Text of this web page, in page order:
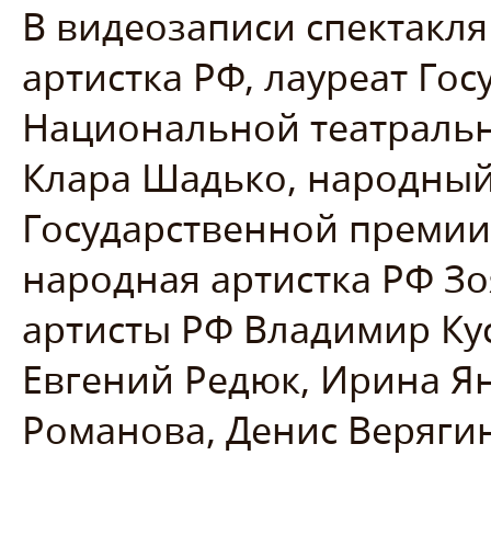
В видеозаписи
артистка РФ, лауреат
Национальной
Клара Шадько,
Государственной
народная артистка РФ
артисты РФ Владимир
Евгений Редюк, Ирина
Романова, Денис